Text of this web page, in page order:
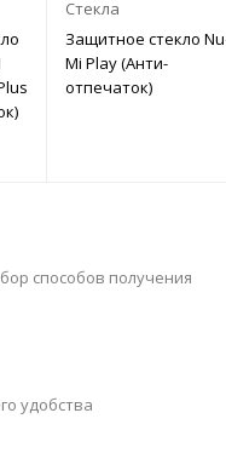
Стекла
Защитное стекло
Mi Play (Анти-
отпечаток)
способов получения
удобства